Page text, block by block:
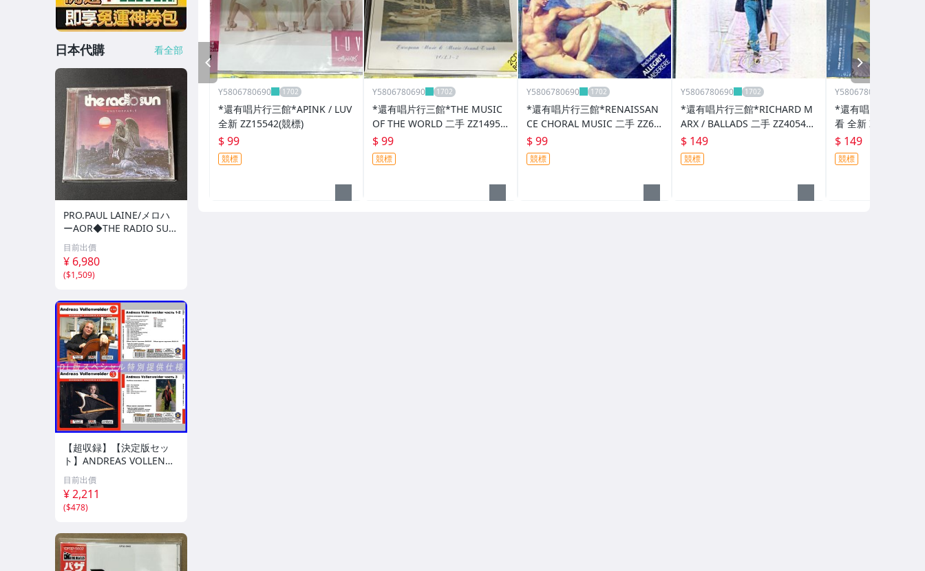
Y5806780690
*還有唱片行三館*APINK / LUV
全新 ZZ15542(競標)
$ 99
競標
Y5806780690
*還有唱片行三館*THE MUSIC
OF THE WORLD 二手 ZZ14954
(競標)
$ 99
競標
Y5806780690
*還有唱片行三館*RENAISSAN
CE CHORAL MUSIC 二手 ZZ62
80(需競標)
$ 99
競標
Y5806780690
*還有唱片行三館*RICHARD M
ARX / BALLADS 二手 ZZ4054
(需競標)
$ 149
競標
Y5806780690
*還有唱片行三館*
看 全新 ZZ14170(競
$ 149
競標
PREV
日本代購 看全部
PRO.PAUL LAINE/メロハ
ーAOR◆THE RADIO SU
N/UNSTOPPABLE
目前出價
¥ 6,980
($1,509)
【超収録】【決定版セッ
ト】ANDREAS VOLLENW
EIDER CD1+2+3 厳選プレ
ミア音源集 MP3CD-DLVer
3ディスク♪
目前出價
¥ 2,211
($478)